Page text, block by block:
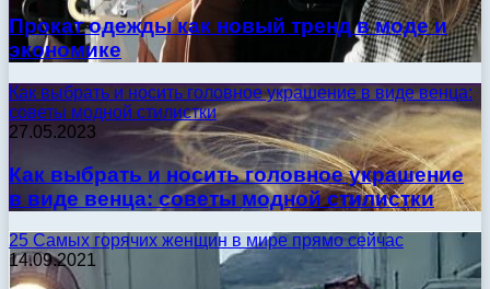
Прокат одежды как новый тренд в моде и
экономике
Как выбрать и носить головное украшение в виде венца:
советы модной стилистки
27.05.2023
Как выбрать и носить головное украшение
в виде венца: советы модной стилистки
25 Самых горячих женщин в мире прямо сейчас
14.09.2021